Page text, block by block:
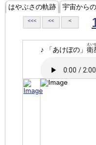
はやぶさの軌跡 宇宙から
<<< << <
♪ 「あけぼの」 衛
えい